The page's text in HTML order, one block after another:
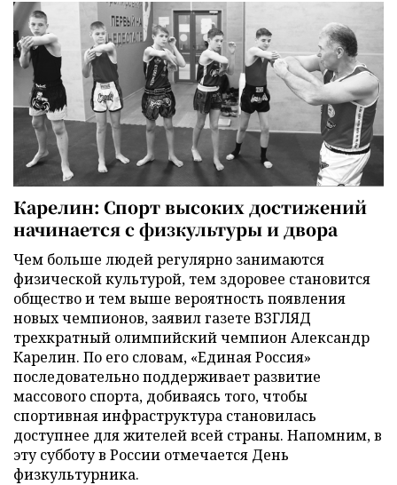
Карелин: Спорт высоких достижений
начинается с физкультуры и двора
Чем больше людей регулярно занимаются
физической культурой, тем здоровее становится
общество и тем выше вероятность появления
новых чемпионов, заявил газете ВЗГЛЯД
трехкратный олимпийский чемпион Александр
Карелин. По его словам, «Единая Россия»
последовательно поддерживает развитие
массового спорта, добиваясь того, чтобы
спортивная инфраструктура становилась
доступнее для жителей всей страны. Напомним, в
эту субботу в России отмечается День
физкультурника.